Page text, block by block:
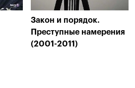
Закон и порядок.
Преступные намерения
(2001-2011)